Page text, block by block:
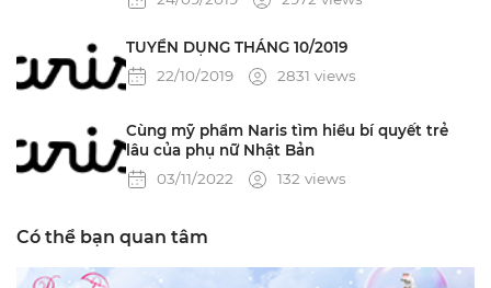
TUYỂN DỤNG THÁNG 10/2019
22/10/2019
2831 views
Cùng mỹ phẩm Naris tìm hiểu bí quyết trẻ
lâu của phụ nữ Nhật Bản
03/11/2022
132 views
Có thể bạn quan tâm